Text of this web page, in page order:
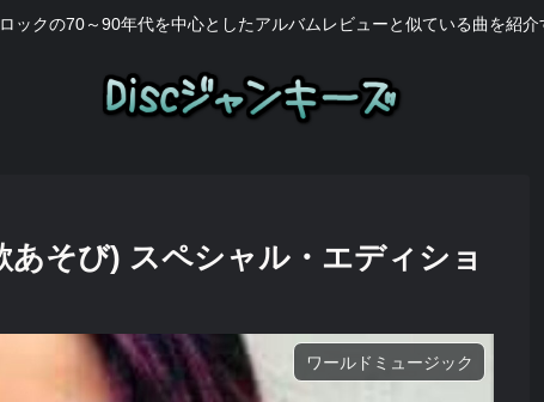
ックの70～90年代を中心としたアルバムレビューと似ている曲を紹介
そび) スペシャル・エディショ
ワールドミュージック